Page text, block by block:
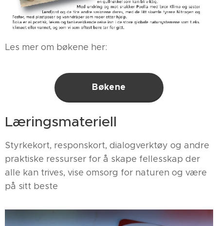
Les mer om bøkene her:
Bøkene
Læringsmateriell
Styrkekort, responskort, dialogverktøy og andre
praktiske ressurser for å skape fellesskap der
alle kan trives, vise omsorg for naturen og være
på sitt beste